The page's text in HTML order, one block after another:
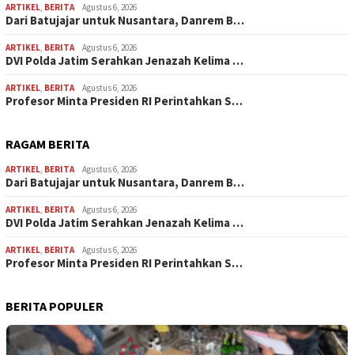
ARTIKEL BERITA Agustus 6, 2026
Dari Batujajar untuk Nusantara, Danrem B…
ARTIKEL BERITA Agustus 6, 2026
DVI Polda Jatim Serahkan Jenazah Kelima …
ARTIKEL BERITA Agustus 6, 2026
Profesor Minta Presiden RI Perintahkan S…
RAGAM BERITA
ARTIKEL BERITA Agustus 6, 2026
Dari Batujajar untuk Nusantara, Danrem B…
ARTIKEL BERITA Agustus 6, 2026
DVI Polda Jatim Serahkan Jenazah Kelima …
ARTIKEL BERITA Agustus 6, 2026
Profesor Minta Presiden RI Perintahkan S…
BERITA POPULER